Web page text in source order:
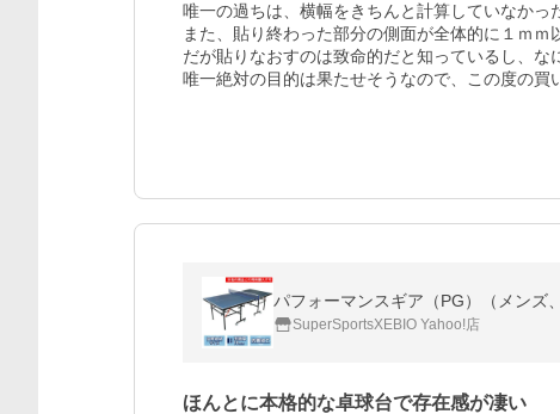
唯一の過ちは、横幅をきちんと計算していなかっ
また、貼り終わった部分の側面が全体的に１ｍｍ
だが貼りなおすのは致命的だと知っているし、な
唯一絶対の目的は果たせそうなので、この度の買
SuperSportsXEBIO Yahoo!店
ほんとに本格的な卓球台で存在感が凄い